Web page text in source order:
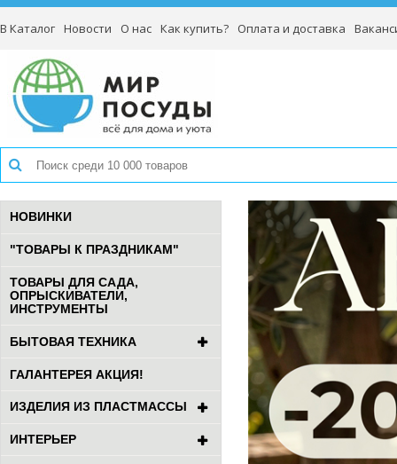
В Каталог Новости О нас Как купить? Оплата и доставка
НОВИНКИ
"ТОВАРЫ К ПРАЗДНИКАМ"
ТОВАРЫ ДЛЯ САДА,
ОПРЫСКИВАТЕЛИ,
ИНСТРУМЕНТЫ
БЫТОВАЯ ТЕХНИКА
ГАЛАНТЕРЕЯ АКЦИЯ!
ИЗДЕЛИЯ ИЗ ПЛАСТМАССЫ
ИНТЕРЬЕР